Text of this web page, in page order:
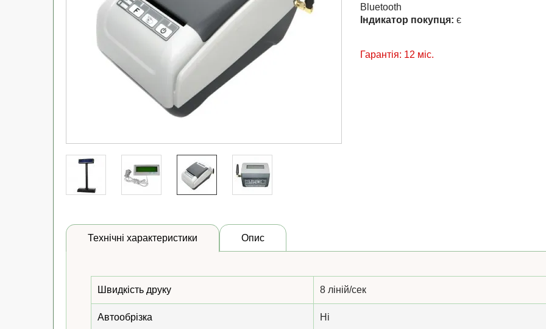
Bluetooth
Індикатор покупця: є
Гарантія: 12 міс.
Технічні характеристики Опис
Швидкість друку 8 ліній/сек
Автообрізка Ні